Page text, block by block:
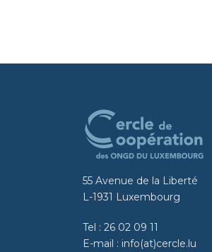
55 Avenue de la Liberté
L-1931 Luxembourg
Tel : 26 02 09 11
E-mail : info(at)cercle.lu